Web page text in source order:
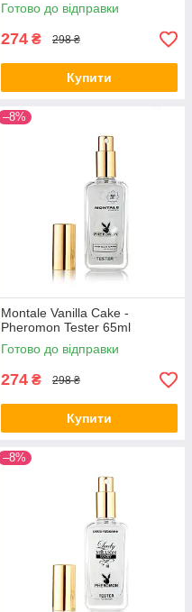
Готово до відправки
274 ₴ 298 ₴
Купити
–8%
Montale Vanilla Cake -
Pheromon Tester 65ml
Готово до відправки
274 ₴ 298 ₴
Купити
–8%